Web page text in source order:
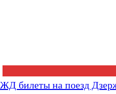
ЖД билеты на поезд